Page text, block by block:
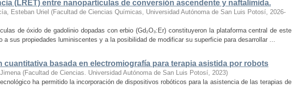
(LRET) entre nanopartículas de conversión ascendente y naftalimida.
Esteban Uriel (Facultad de Ciencias Químicas, Universidad Autónoma de San Luis Potosí, 2026-
de óxido de gadolinio dopadas con erbio (Gd₂O₃:Er) constituyeron la plataforma central de este
a sus propiedades luminiscentes y a la posibilidad de modificar su superficie para desarrollar ...
cuantitativa basada en electromiografía para terapia asistida por robots
(Facultad de Ciencias. Universidad Autónoma de San Luis Potosí, 2023)
ha permitido la incorporación de dispositivos robóticos para la asistencia de las terapias de